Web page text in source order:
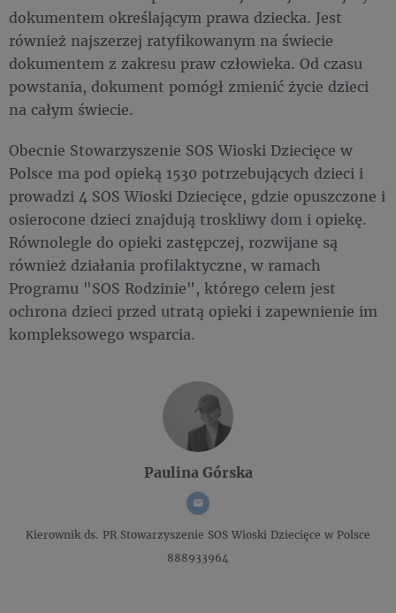
dokumentem określającym prawa dziecka. Jest
również najszerzej ratyfikowanym na świecie
dokumentem z zakresu praw człowieka. Od czasu
powstania, dokument pomógł zmienić życie dzieci
na całym świecie.
Obecnie Stowarzyszenie SOS Wioski Dziecięce w
Polsce ma pod opieką 1530 potrzebujących dzieci i
prowadzi 4 SOS Wioski Dziecięce, gdzie opuszczone i
osierocone dzieci znajdują troskliwy dom i opiekę.
Równolegle do opieki zastępczej, rozwijane są
również działania profilaktyczne, w ramach
Programu "SOS Rodzinie", którego celem jest
ochrona dzieci przed utratą opieki i zapewnienie im
kompleksowego wsparcia.
Paulina Górska
Kierownik ds. PRStowarzyszenie SOS Wioski Dziecięce w Polsce
888933964